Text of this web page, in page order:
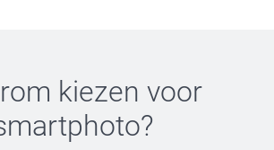
kiezen voor
?